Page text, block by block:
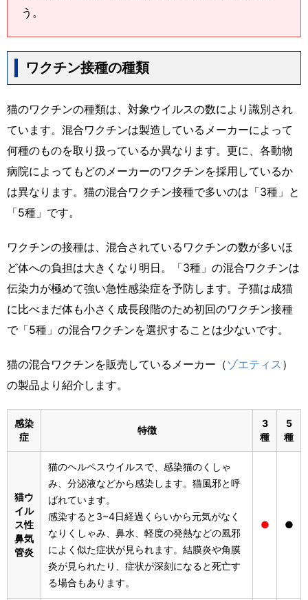
う。
ワクチン接種の種類
猫のワクチンの種類は、対象ウイルスの数により識別され
ています。混合ワクチンは製造しているメーカーによって
何種のものを取り扱っているか異なります。更に、各動物
病院によってもどのメーカーのワクチンを採用しているか
は異なります。猫の混合ワクチン接種で多いのは「3種」と
「5種」です。
ワクチンの接種は、混合されているワクチンの数が多いほ
ど体への負担は大きくなり明日。「3種」の混合ワクチンは
伝染力が極めて強い急性感染症を予防します。子猫は成猫
に比べまだ体も小さく成長段階のため初回のワクチン接種
で「5種」の混合ワクチンを選択することは少ないです。
猫の混合ワクチンを販売しているメーカー（ゾエティス ）
の製品より紹介します。
感染
症
特徴
3
種
5
種
猫ウ
イル
ス性
鼻気
管炎
猫のヘルペスウイルスで、感染猫のくしゃ
み、分泌液などから感染します。猫風邪と呼
ばれています。
感染すると3~4日経過くらいから元気がなく
なりくしゃみ、鼻水、軽度の発熱などの風邪
によく似た症状が見られます。結膜炎や角膜
炎が見られたり、症状が深刻になると死亡す
る場合もあります。
● ●